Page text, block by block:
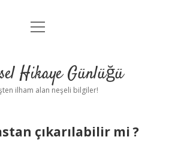
Anasayfa
Yasal Uyarı
menüyü
Hikaye Günlüğü
ilham alan neşeli bilgiler!
çıkarılabilir mi ?